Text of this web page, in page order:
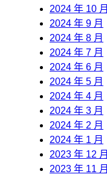
2024 年 10 月
2024 年 9 月
2024 年 8 月
2024 年 7 月
2024 年 6 月
2024 年 5 月
2024 年 4 月
2024 年 3 月
2024 年 2 月
2024 年 1 月
2023 年 12 月
2023 年 11 月